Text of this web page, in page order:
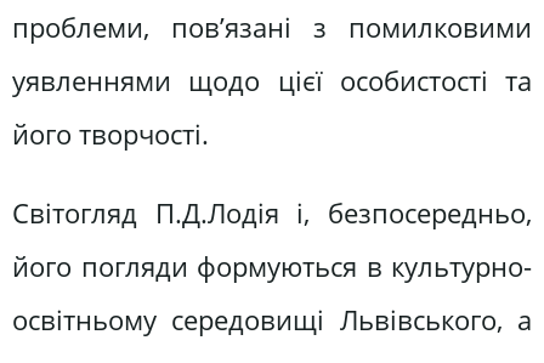
проблеми, пов’язані з помилковими
уявленнями щодо цієї особистості та
його творчості.
Світогляд П.Д.Лодія і, безпосередньо,
його погляди формуються в культурно-
освітньому середовищі Львівського, а